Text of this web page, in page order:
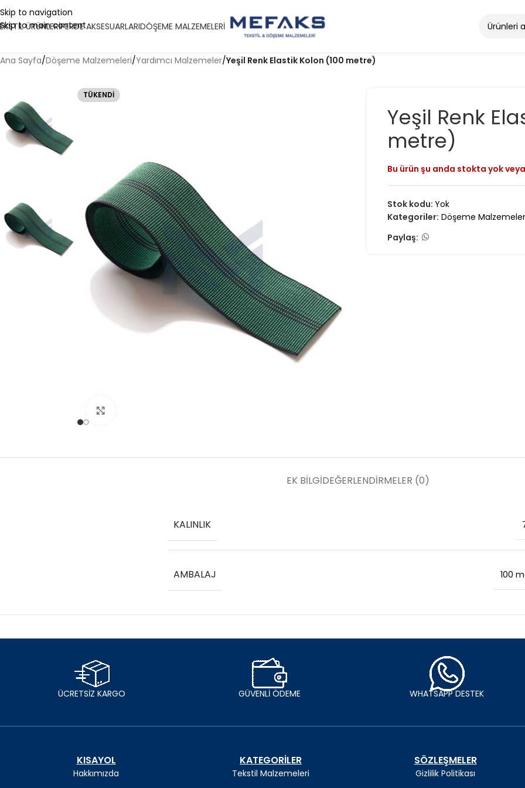
Skip to navigation
Skip to main content
ÜRÜNLERIPERDE AKSESUARLARIDÖŞEME MALZEMELERI
Ana Sayfa/Döşeme Malzemeleri/Yardımcı Malzemeler/Yeşil Renk Elastik Kolon (100 metre)
TÜKENDI
Yeşil Renk
metre)
Bu ürün şu anda stokta yok
Stok kodu: Yok
Kategoriler: Döşeme
Paylaş:
EK BILGIDEĞERLENDIRMELER (0)
KALINLIK
AMBALAJ 100
ÜCRETSİZ KARGO GÜVENLİ ÖDEME WHATSAPP DESTEK
KISAYOL
Hakkımızda
KATEGORİLER
Tekstil Malzemeleri
SÖZLEŞMELER
Gizlilik Politikası